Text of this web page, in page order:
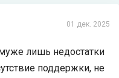
01 дек. 2025
лишь недостатки
поддержки, не